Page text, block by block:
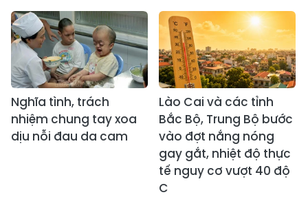
Nghĩa tình, trách
nhiệm chung tay xoa
dịu nỗi đau da cam
Lào Cai và các tỉnh
Bắc Bộ, Trung Bộ bước
vào đợt nắng nóng
gay gắt, nhiệt độ thực
tế nguy cơ vượt 40 độ
C